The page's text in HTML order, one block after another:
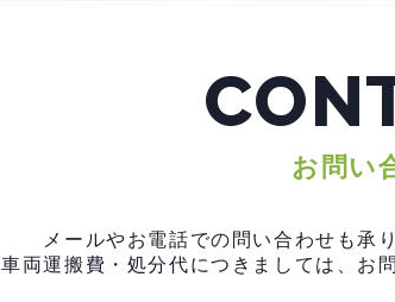
お問い
メールやお電話での問い合わせも承
車両運搬費・処分代につきましては、お